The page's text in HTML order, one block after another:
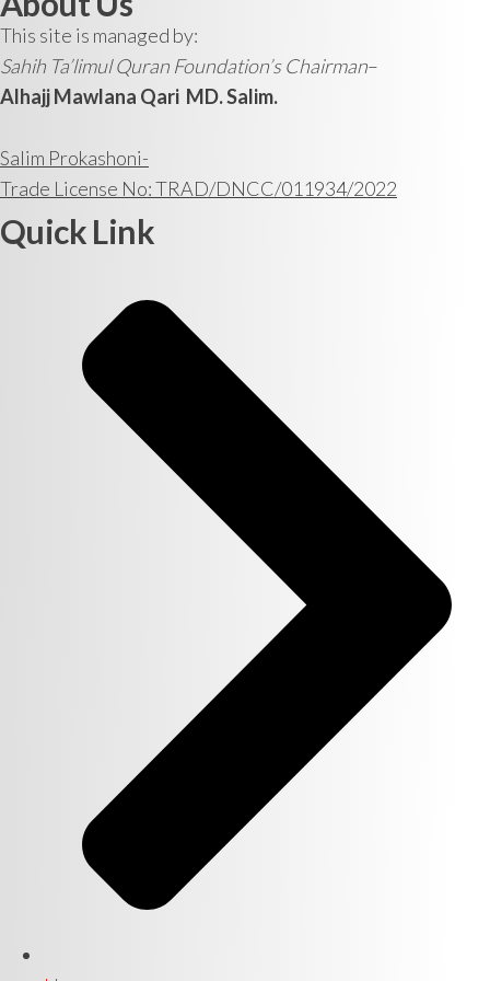
This site is managed by:
Sahih Ta’limul Quran Foundation’s Chairman–
Alhajj Mawlana Qari MD. Salim.
Salim Prokashoni-
Trade License No: TRAD/DNCC/011934/2022
Quick Link